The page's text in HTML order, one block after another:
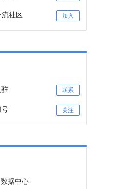
社区 加入
联系
号 关注
据中心